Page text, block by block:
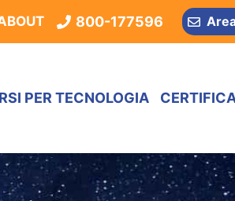
800-177596
PER TECNOLOGIA